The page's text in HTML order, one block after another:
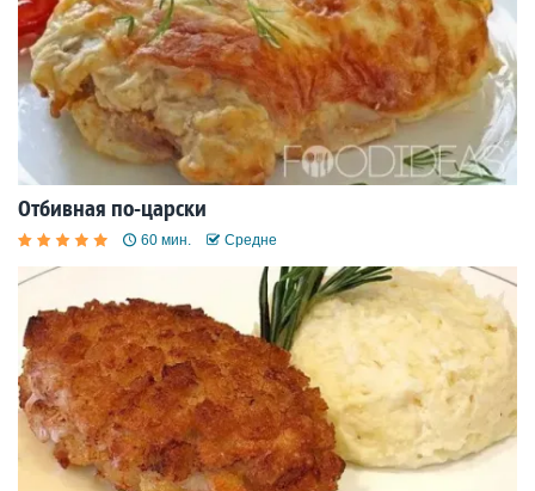
Отбивная по-царски
60 мин. Средне